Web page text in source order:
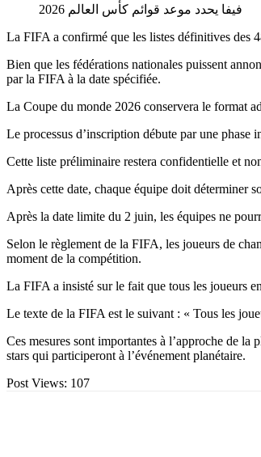
فيفا يحدد موعد قوائم كأس العالم 2026
La FIFA a confirmé que les listes définitives des
Bien que les fédérations nationales puissent
par la FIFA à la date spécifiée.
La Coupe du monde 2026 conservera le format
Le processus d’inscription débute par une
Cette liste préliminaire restera confidentielle et
Après cette date, chaque équipe doit déterminer
Après la date limite du 2 juin, les équipes ne
Selon le règlement de la FIFA, les joueurs de
moment de la compétition.
La FIFA a insisté sur le fait que tous les joueurs
Le texte de la FIFA est le suivant : « Tous les
Ces mesures sont importantes à l’approche de
stars qui participeront à l’événement planétaire.
Post Views: 107